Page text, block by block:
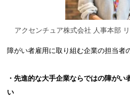
アクセンチュア株式会社 人事本部
障がい者雇用に取り組む企業の担当者
・先進的な大手企業ならではの障がい
い